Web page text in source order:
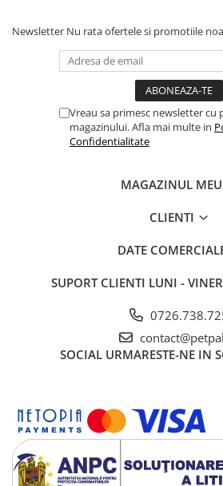
Tratament Apă
Newsletter Nu rata ofertele si promotiile
Vreau sa primesc newsletter cu
magazinului. Afla mai multe in
Confidentialitate
MAGAZINUL MEU
CLIENTI
DATE
SUPORT CLIENTI LUNI -
SOCIAL URMARESTE-NE IN